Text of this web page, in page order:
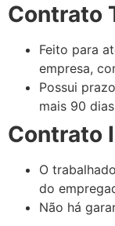
Contrato
Feito para
empresa,
Possui
mais 90
Contrato
O
do
Não há